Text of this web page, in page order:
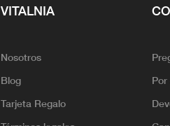
VITALNIA
Nosotros
Blog
Tarjeta Regalo